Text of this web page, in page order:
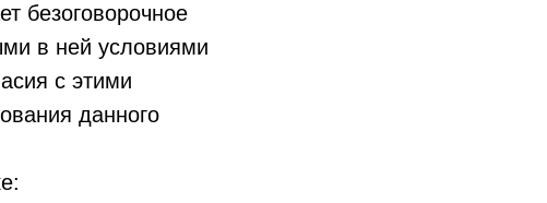
безоговорочное
в ней условиями
с этими
данного